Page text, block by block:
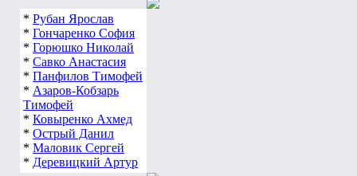
* Рубан Ярослав
* Гончаренко София
* Горюшко Николай
* Савко Анастасия
* Панфилов Тимофей
* Азаров-Кобзарь
Тимофей
* Ковыренко Ахмед
* Острый Данил
* Маловик Сергей
* Деревицкий Артур